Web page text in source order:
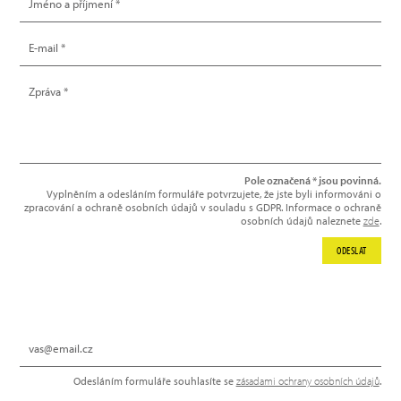
Odesláním formuláře souhlasíte se zásadami ochrany osobních údajů.
Pole označená * jsou povinná.
Vyplněním a odesláním formuláře potvrzujete, že jste byli informováni o
zpracování a ochraně osobních údajů v souladu s GDPR. Informace o ochraně
osobních údajů naleznete zde.
ODESLAT